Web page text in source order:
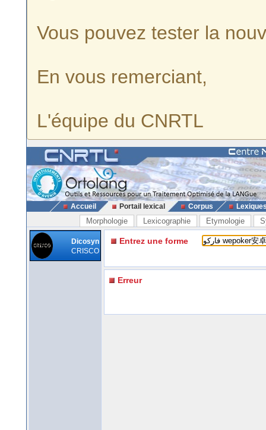
Vous pouvez tester la
En vous remerciant,
L'équipe du CNRTL
Accueil Portail lexical Corpus
Morphologie Lexicographie Etymologie
Dicosyn
CRISCO
Entrez une forme
Erreur